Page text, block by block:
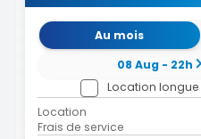
Au mois
08 Aug - 22h
Location
Location
Frais de service